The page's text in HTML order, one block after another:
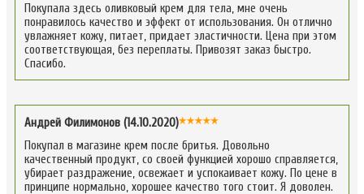
Покупала здесь оливковый крем для тела, мне очень
понравилось качество и эффект от использования. Он отлично
увлажняет кожу, питает, придает эластичности. Цена при этом
соответствующая, без переплаты. Привозят заказ быстро.
Спасибо.
Андрей Филимонов (14.10.2020)
Покупал в магазине крем после бритья. Довольно
качественный продукт, со своей функцией хорошо справляется,
убирает раздражение, освежает и успокаивает кожу. По цене в
принципе нормально, хорошее качество того стоит. Я доволен.